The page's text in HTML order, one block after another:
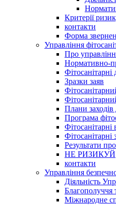
Критерії
контакти
Форма
Управління
Про
Нормативно-
Зразки заяв
Плани
Програма
Фітосанітарні
Фітосанітарні
Результати
НЕ РИЗИКУЙ
контакти
Управління
Діяльність
Благополуччя
Міжнародне